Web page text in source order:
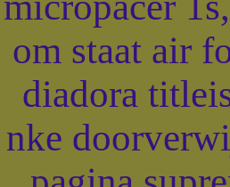
om staat air
diadora
nke